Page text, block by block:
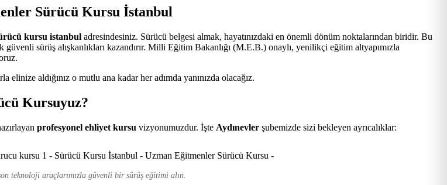
Sürücü Kursu İstanbul
kursu istanbul adresindesiniz. Sürücü belgesi almak, hayatınızdaki en önemli dönüm noktalarından biridir. Bu
sürüş alışkanlıkları kazandırır. Milli Eğitim Bakanlığı (M.E.B.) onaylı, yenilikçi eğitim altyapımızla
aldığınız o mutlu ana kadar her adımda yanınızda olacağız.
Kursuyuz?
profesyonel ehliyet kursu vizyonumuzdur. İşte Aydınevler şubemizde sizi bekleyen ayrıcalıklar:
teknoloji araçlarımızla güvenli bir sürüş eğitimi alın.